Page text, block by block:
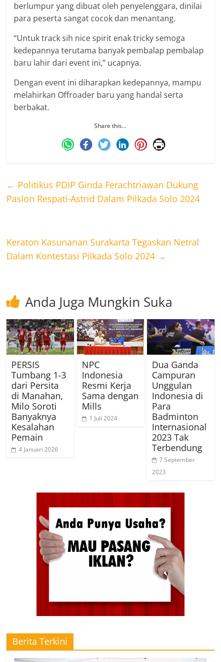
berlumpur yang dibuat oleh penyelenggara, dinilai
para peserta sangat cocok dan menantang.
“Untuk track sih nice spirit enak tricky semoga
kedepannya terutama banyak pembalap pembalap
baru lahir dari event ini,” ucapnya.
Dengan event ini diharapkan kedepannya, mampu
melahirkan Offroader baru yang handal serta
berbakat.
Share this…
← Politikus PDIP Ginda Ferachtriawan Dukung
Paslon Respati-Astrid Dalam Pilkada Solo 2024
Keraton Kasunanan Surakarta Tegaskan Netral
Dalam Kontestasi Pilkada Solo 2024 →
Anda Juga Mungkin Suka
PERSIS
Tumbang 1-3
dari Persita
di Manahan,
Milo Soroti
Banyaknya
Kesalahan
Pemain
4 Januari 2026
NPC
Indonesia
Resmi Kerja
Sama dengan
Mills
1 Juli 2024
Dua Ganda
Campuran
Unggulan
Indonesia di
Para
Badminton
Internasional
2023 Tak
Terbendung
7 September
2023
Berita Terkini